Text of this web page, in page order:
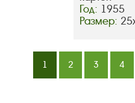
Год: 1955
Размер:
1 2 3 4